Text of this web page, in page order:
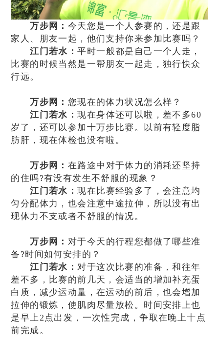
万步网： 今天您是一个人参赛的，还是跟
家人、朋友一起，他们支持你来参加比赛吗？
江门若水：平时一般都是自己一个人走，
比赛的时候当然是一帮朋友一起走，独行快众
行远。
万步网： 您现在的体力状况怎么样？
江门若水：现在身体还可以啦，差不多60
岁了，还可以参加十万步比赛。以前有轻度脂
肪肝，现在体检也没有啦。
万步网： 在路途中对于体力的消耗还坚持
的住吗?有没有发生不舒服的现象？
江门若水：现在比赛经验多了，会注意均
匀分配体力，也会注意中途拉伸，所以没有出
现体力不支或者不舒服的情况。
万步网： 对于今天的行程您都做了哪些准
备?时间如何安排的？
江门若水：对于这次比赛的准备，和往年
差不多，比赛的前几天，会适当的增加补充蛋
白质，减少运动量，在运动的前后，也会增加
拉伸的锻炼，使肌肉尽量放松。时间安排上也
是早上2点出发，一次性完成，争取在晚上十点
前完成。